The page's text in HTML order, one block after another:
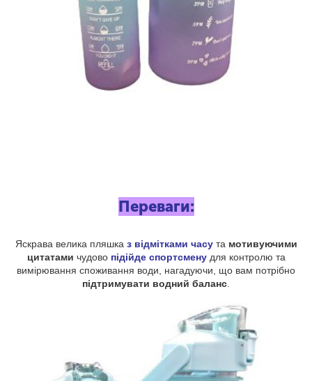
Переваги:
Яскрава велика пляшка з відмітками часута мотивуючими
цитатами чудово підійде спортсменудля контролю та
вимірювання споживання води, нагадуючи, що вам потрібно
підтримувати водний баланс